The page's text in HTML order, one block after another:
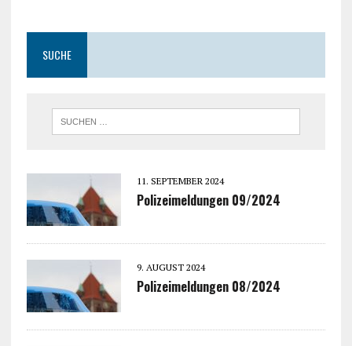
SUCHE
11. SEPTEMBER 2024
Polizeimeldungen 09/2024
9. AUGUST 2024
Polizeimeldungen 08/2024